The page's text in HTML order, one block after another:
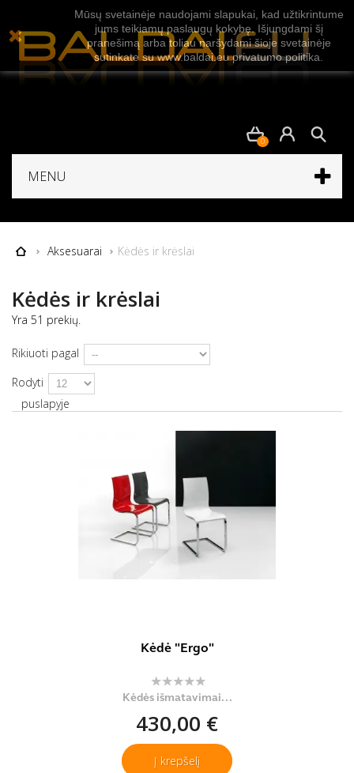
0
MENU
Aksesuarai Kėdės ir krėslai
Kėdės ir krėslai
Yra 51 prekių.
Rikiuoti pagal
Rodyti
puslapyje
Kėdė "Ergo"
Kėdės išmatavimai...
430,00 €
Į krepšelį
Mūsų svetainėje naudojami slapukai, kad užtikrintume
jums teikiamų paslaugų kokybę. Išjungdami šį
pranešimą arba toliau naršydami šioje svetainėje
sutinkate su www.baldai.eu privatumo politika.